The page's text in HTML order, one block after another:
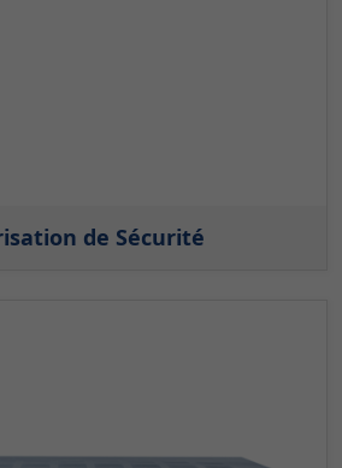
de Sécurité